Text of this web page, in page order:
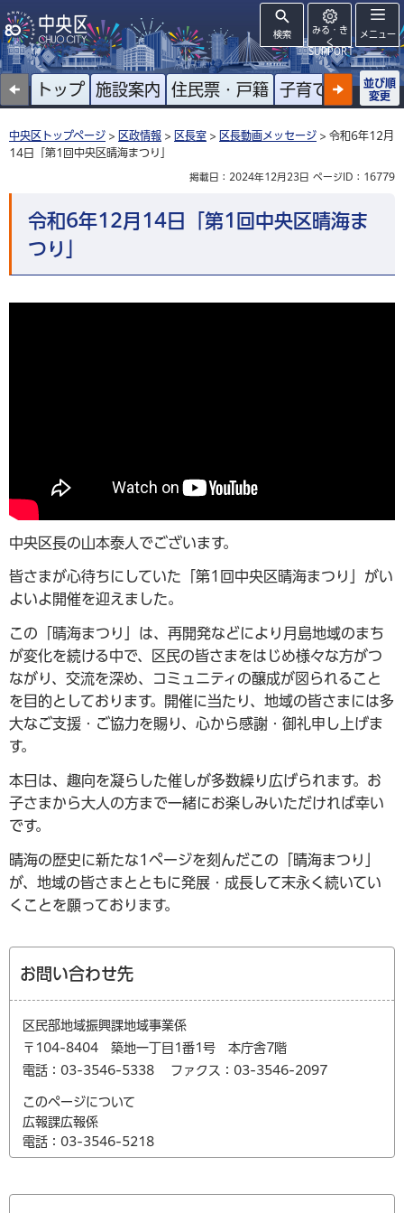
検索
みる・き
く
SUPPORT
メニュー
トップ 施設案内 住民票・戸籍 子育て 高齢者
並び順
変更
中央区トップページ > 区政情報 > 区長室 > 区長動画メッセージ > 令和6年12月
14日「第1回中央区晴海まつり」
掲載日：2024年12月23日 ページID：16779
令和6年12月14日「第1回中央区晴海ま
つり」
中央区長の山本泰人でございます。
皆さまが心待ちにしていた「第1回中央区晴海まつり」がい
よいよ開催を迎えました。
この「晴海まつり」は、再開発などにより月島地域のまち
が変化を続ける中で、区民の皆さまをはじめ様々な方がつ
ながり、交流を深め、コミュニティの醸成が図られること
を目的としております。開催に当たり、地域の皆さまには多
大なご支援・ご協力を賜り、心から感謝・御礼申し上げま
す。
本日は、趣向を凝らした催しが多数繰り広げられます。お
子さまから大人の方まで一緒にお楽しみいただければ幸い
です。
晴海の歴史に新たな1ページを刻んだこの「晴海まつり」
が、地域の皆さまとともに発展・成長して末永く続いてい
くことを願っております。
お問い合わせ先
区民部地域振興課地域事業係
〒104-8404 築地一丁目1番1号 本庁舎7階
電話：03-3546-5338
ファクス：03-3546-2097
このページについて
広報課広報係
電話：03-3546-5218